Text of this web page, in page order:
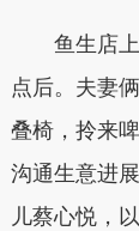
鱼生店上
点后。夫妻
叠椅，拎来
沟通生意进
儿蔡心悦，